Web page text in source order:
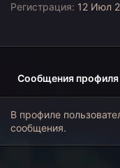
Регистрация 12 Июл
Сообщения профиля
В профиле
сообщения.